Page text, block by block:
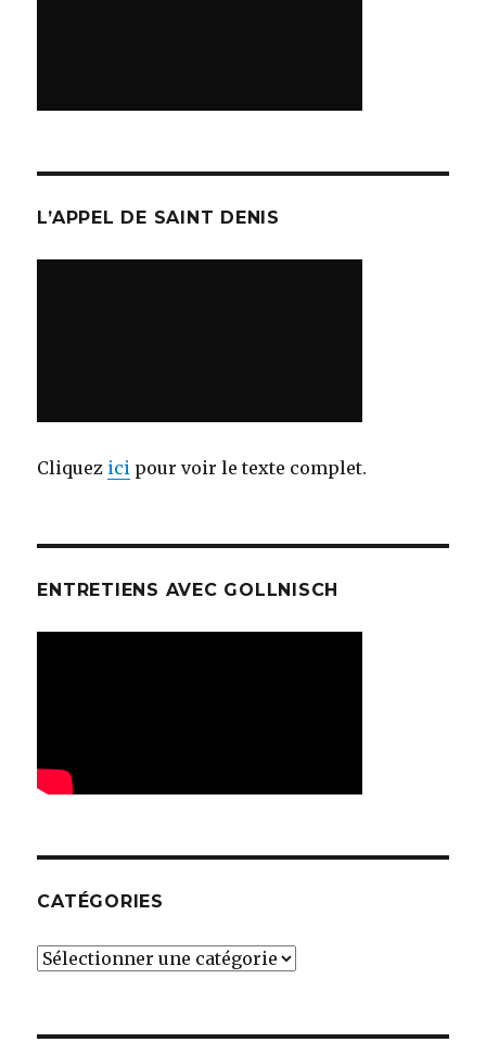
L’APPEL DE SAINT DENIS
Cliquez ici pour voir le texte complet.
ENTRETIENS AVEC GOLLNISCH
CATÉGORIES
Catégories